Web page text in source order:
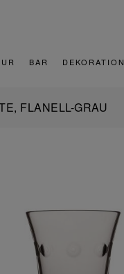
BAR DEKORATION
FLANELL-GRAU